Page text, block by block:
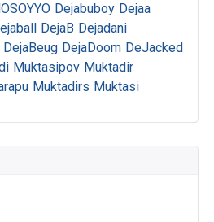
Dejabuboy Dejaa
DejaB Dejadani
DejaBeug DejaDoom DeJacked
Muktasipov Muktadir
Muktadirs Muktasi